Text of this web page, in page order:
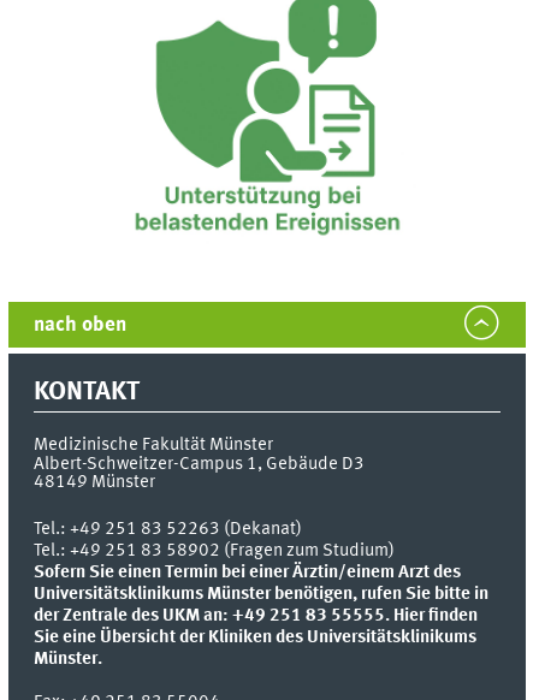
nach oben
KONTAKT
Medizinische Fakultät Münster
Albert-Schweitzer-Campus 1, Gebäude D3
48149 Münster
Tel.:+49 251 83 52263 (Dekanat)
Tel.: +49 251 83 58902 (Fragen zum Studium)
Sofern Sie einen Termin bei einer Ärztin/einem Arzt des
Universitätsklinikums Münster benötigen, rufen Sie bitte in
der Zentrale des UKM an: +49 251 83 55555. Hier finden
Sie eine Übersicht der Kliniken des Universitätsklinikums
Münster.